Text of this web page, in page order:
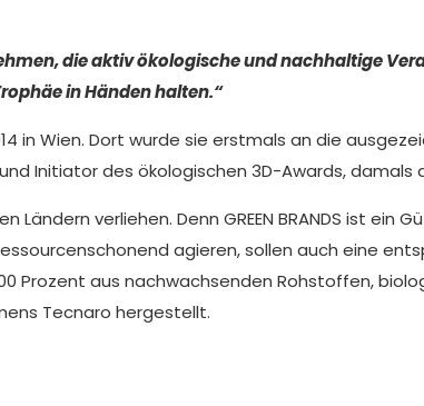
die aktiv ökologische und nachhaltige
in Händen halten.“
Wien. Dort wurde sie erstmals an die
Initiator des ökologischen 3D-Awards, damals
Ländern verliehen. Denn GREEN BRANDS ist
agieren, sollen auch eine
Prozent aus nachwachsenden Rohstoffen,
Tecnaro hergestellt.